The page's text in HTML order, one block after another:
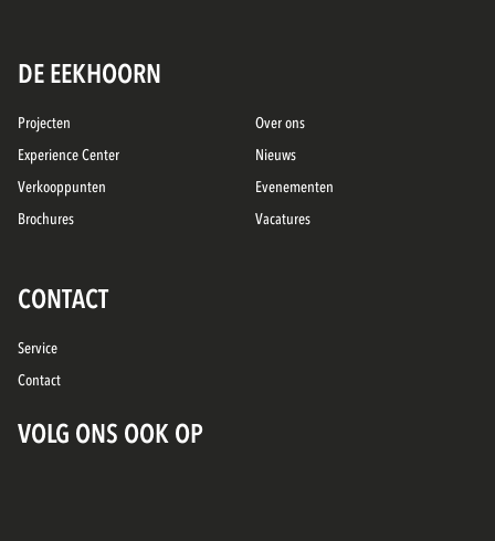
DE EEKHOORN
Projecten
Experience Center
Verkooppunten
Brochures
Over ons
Nieuws
Evenementen
Vacatures
CONTACT
Service
Contact
VOLG ONS OOK OP